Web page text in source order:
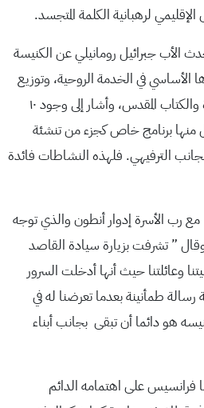
لرهبانية الكلمة المتجسد.
الأب جبرائيل رومانيلي عن الكنيسة
الأساسي في الخدمة الروحية، وتوزيع
الاسرار المقدسة وتعليم العقيدة والكتاب المقدس، وأشار إلى وجود ١٠
منها برنامج خاص كجزء من تنشئة
الترفيهي. فلهذه النشاطات فائدة
مع رب الأسرة إدوار أنطون والذي توجه
” تشرفت بزيارة سيادة القاصد
وعائلتنا حيث أنها أدخلت السرور
رسالة طمأنينة بعدما تعرضنا له في
هو دائما أن تبقى بجانب أبناء
فرانسيس على اهتمامه الدائم